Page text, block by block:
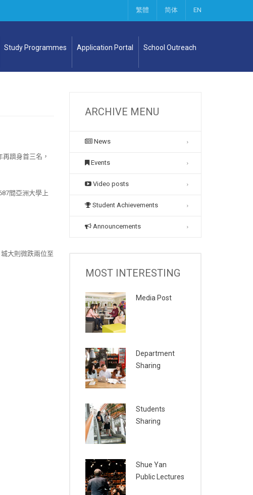
繁體 简体 EN
Study Programmes Application Portal School Outreach
躋身首三名，
間亞洲大學上
大則微跌兩位至
ARCHIVE MENU
News
Events
Video posts
Student Achievements
Announcements
MOST INTERESTING
Media Post
Department
Sharing
Students
Sharing
Shue Yan
Public Lectures